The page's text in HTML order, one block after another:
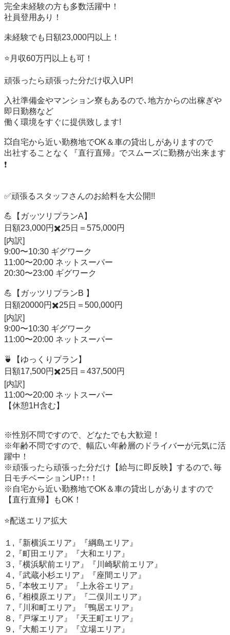
完全未経験の方も多数活躍中！
社員登用あり！
未経験でも日額23,000円以上！
⭐️月収60万円以上も可！
頑張ったら頑張った分だけ収入UP!
入社準備金やマンション寮もあるので､地方からの出稼ぎや
即日勤務など
働く環境をすぐに提供致します!
💥自宅から近い勤務地でOK＆車の貸出しがありますので
出社することなく『直行直帰』でスムーズに勤務が出来ます
❗️
✅頑張るスタッフさんのお給料を大公開!!
💪【ガッツリプランA】
日額23,000円✖️25日＝575,000円
[内訳]
9:00〜10:30 ギグワーク
11:00〜20:00 ネットスーパー
20:30〜23:00 ギグワーク
💪【ガッツリプランB 】
日額20000円✖️25日＝500,000円
[内訳]
9:00〜10:30 ギグワーク
11:00〜20:00 ネットスーパー
🍵【ゆっくりプラン】
日額17,500円✖️25日＝437,500円
[内訳]
11:00〜20:00 ネットスーパー
【休憩1H含む】
※性別不問ですので、どなたでも大歓迎！
※年齢不問ですので、幅広い年齢層のドライバーが元気に活
躍中！
※頑張ったら頑張った分だけ【給与に即反映】するので､毎
日モチベーションUP↑↑！
※自宅から近い勤務地でOK＆車の貸出しがありますので
【直行直帰】もOK！
⭐️配送エリア拡大
１,『新横浜エリア』『綱島エリア』
２,『町田エリア』『大和エリア』
３,『横浜駅前エリア』『川崎駅前エリア』
４,『武蔵小杉エリア』『座間エリア』
５,『本牧エリア』『上永谷エリア』
６,『相模原エリア』『二俣川エリア』
７,『川和町エリア』『鴨居エリア』
８,『戸塚エリア』『天王町エリア』
９,『大船エリア』『立場エリア』